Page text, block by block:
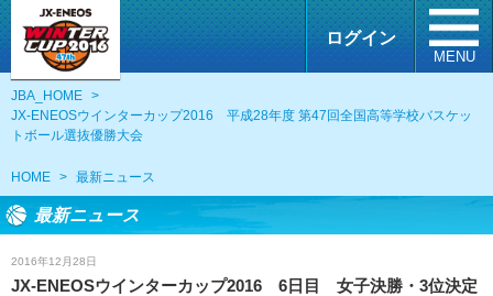
ログイン
MENU
JBA_HOME
>
JX-ENEOSウインターカップ2016 平成28年度 第47回全国高等学校バスケッ
トボール選抜優勝大会
HOME > 最新ニュース
最新ニュース
2016年12月28日
JX-ENEOSウインターカップ2016 6日目 女子決勝・3位決定